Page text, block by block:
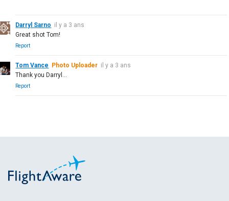
Darryl Sarno il y a 3 ans
Great shot Tom!
Report
Tom Vance Photo Uploader il y a 3 ans
Thank you Darryl...
Report